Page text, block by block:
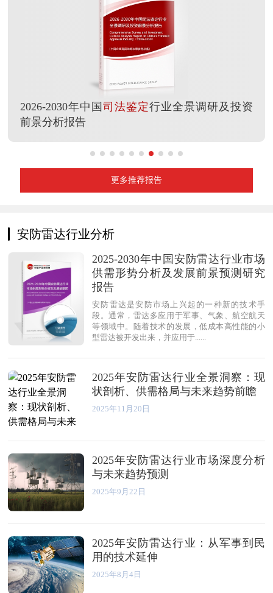
2026-2030年中国 司法鉴定行业全景调研及投资
前景分析报告
更多推荐报告
安防雷达行业分析
2025-2030年中国安防雷达行业市场
供需形势分析及发展前景预测研究
报告
安防雷达是安防市场上兴起的一种新的技术手
段。通常，雷达多应用于军事、气象、航空航天
等领域中。随着技术的发展，低成本高性能的小
型雷达被开发出来，并应用于......
2025年安防雷达行业全景洞察：现
状剖析、供需格局与未来趋势前瞻
2025年11月20日
2025年安防雷达行业市场深度分析
与未来趋势预测
2025年9月22日
2025年安防雷达行业：从军事到民
用的技术延伸
2025年8月4日